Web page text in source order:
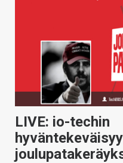
LIVE: io-techin